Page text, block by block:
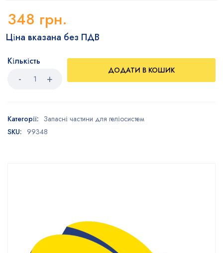
348 грн.
Ціна вказана без ПДВ
Кількість
ДОДАТИ В КОШИК
Категорії: Запасні частини для геліосистем
SKU: 99348